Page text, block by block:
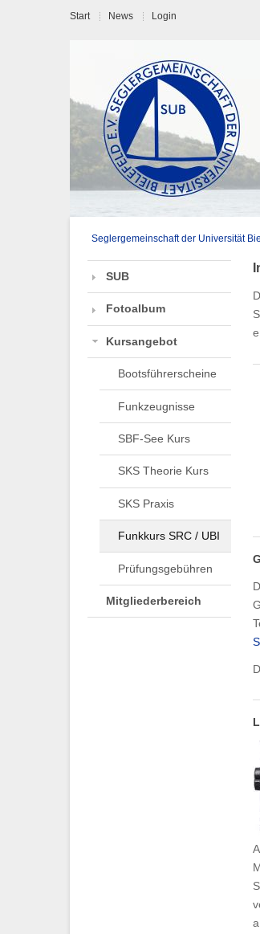
Start News Login
Seglergemeinschaft der Universität
SUB
Fotoalbum
Kursangebot
Bootsführerscheine
Funkzeugnisse
SBF-See Kurs
SKS Theorie Kurs
SKS Praxis
Funkkurs SRC / UBI
Prüfungsgebühren
Mitgliederbereich